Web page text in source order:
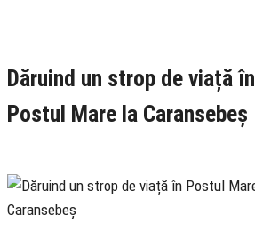
Dăruind un strop de viață în
Postul Mare la Caransebeș